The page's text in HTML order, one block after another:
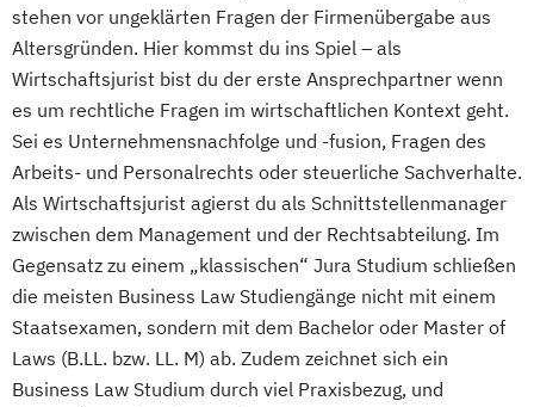
stehen vor ungeklärten Fragen der Firmenübergabe aus
Altersgründen. Hier kommst du ins Spiel – als
Wirtschaftsjurist bist du der erste Ansprechpartner wenn
es um rechtliche Fragen im wirtschaftlichen Kontext geht.
Sei es Unternehmensnachfolge und -fusion, Fragen des
Arbeits- und Personalrechts oder steuerliche Sachverhalte.
Als Wirtschaftsjurist agierst du als Schnittstellenmanager
zwischen dem Management und der Rechtsabteilung. Im
Gegensatz zu einem „klassischen“ Jura Studium schließen
die meisten Business Law Studiengänge nicht mit einem
Staatsexamen, sondern mit dem Bachelor oder Master of
Laws (B.LL. bzw. LL. M) ab. Zudem zeichnet sich ein
Business Law Studium durch viel Praxisbezug, und